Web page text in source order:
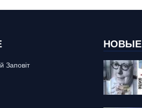
Заповіт
НОВЫЕ